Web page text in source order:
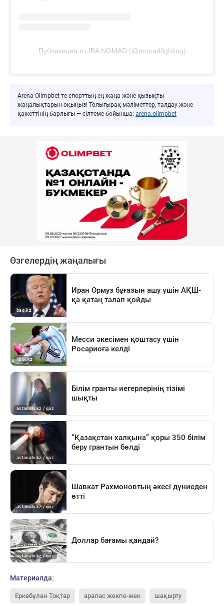
Публикация от IBA NOMAD (@nomadfighting)
Arena Olimpbet-те спорттың ең жаңа және қызықты
жаңалықтарын оқыңыз! Толығырақ мәліметтер, талдау және
қажеттінің барлығы — сілтеме бойынша: arena.olimpbet
Материалда:
Еркебұлан Тоқтар аралас жекпе-жек шақырту